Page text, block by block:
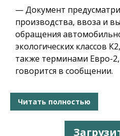
— Документ
производства, ввоза и
обращения
экологических классов
также терминами Евро-
говорится в сообщении.
Читать полностью